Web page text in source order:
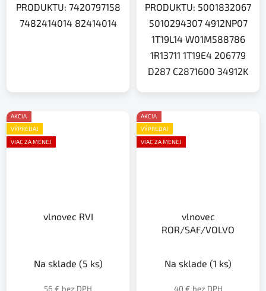
PRODUKTU: 7420797158
7482414014 82414014
PRODUKTU: 5001832067
5010294307 4912NP07
1T19L14 W01M588786
1R13711 1T19E4 206779
D287 C2871600 34912K
AKCIA
VÝPREDAJ
VIAC ZA MENEJ
vlnovec RVI
Na sklade (5 ks)
56 € bez DPH
AKCIA
VÝPREDAJ
VIAC ZA MENEJ
vlnovec
ROR/SAF/VOLVO
Na sklade (1 ks)
40 € bez DPH